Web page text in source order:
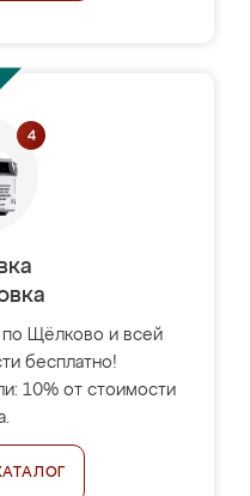
Щёлково и всей
бесплатно!
10% от стоимости